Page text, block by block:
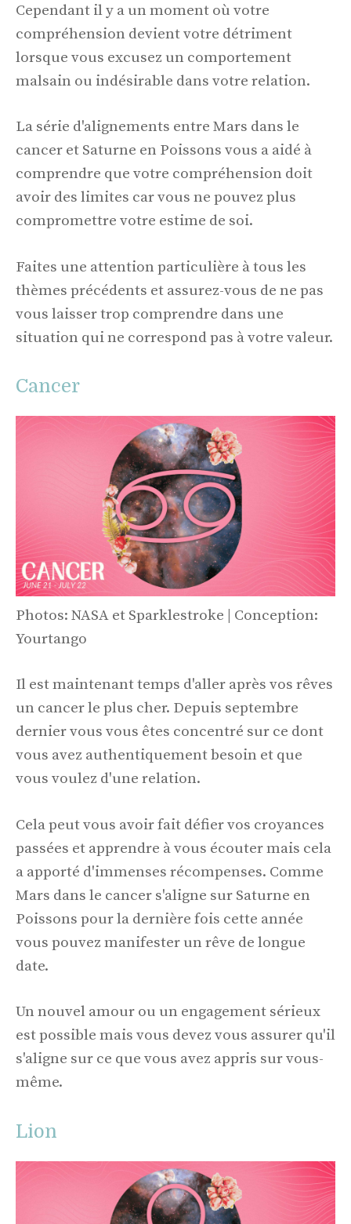
Cependant il y a un moment où votre
compréhension devient votre détriment
lorsque vous excusez un comportement
malsain ou indésirable dans votre relation.
La série d'alignements entre Mars dans le
cancer et Saturne en Poissons vous a aidé à
comprendre que votre compréhension doit
avoir des limites car vous ne pouvez plus
compromettre votre estime de soi.
Faites une attention particulière à tous les
thèmes précédents et assurez-vous de ne pas
vous laisser trop comprendre dans une
situation qui ne correspond pas à votre valeur.
Cancer
Photos: NASA et Sparklestroke | Conception:
Yourtango
Il est maintenant temps d'aller après vos rêves
un cancer le plus cher. Depuis septembre
dernier vous vous êtes concentré sur ce dont
vous avez authentiquement besoin et que
vous voulez d'une relation.
Cela peut vous avoir fait défier vos croyances
passées et apprendre à vous écouter mais cela
a apporté d'immenses récompenses. Comme
Mars dans le cancer s'aligne sur Saturne en
Poissons pour la dernière fois cette année
vous pouvez manifester un rêve de longue
date.
Un nouvel amour ou un engagement sérieux
est possible mais vous devez vous assurer qu'il
s'aligne sur ce que vous avez appris sur vous-
même.
Lion